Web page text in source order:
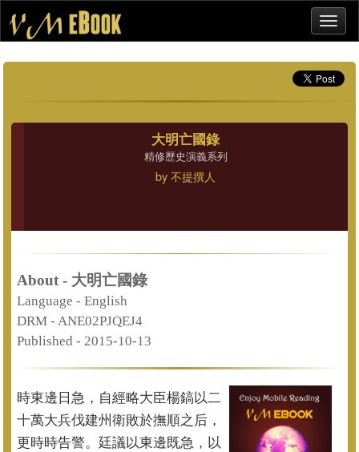
大明亡國錄
精修歷史演義系列
by不提撰人
About - 大明亡國錄
Language - English
DRM - ANE02PJQEJ4
Published - 2015-10-13
時東邊日急，自經略大臣楊鎬以二
十萬大兵伐建州衛敗於撫順之后，
更時時告警。廷議以東邊既急，以